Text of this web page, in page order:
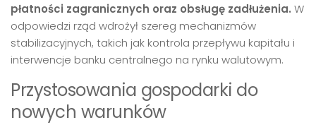
płatności zagranicznych oraz obsługę zadłużenia. W
odpowiedzi rząd wdrożył szereg mechanizmów
stabilizacyjnych, takich jak kontrola przepływu kapitału i
interwencje banku centralnego na rynku walutowym.
Przystosowania gospodarki do
nowych warunków